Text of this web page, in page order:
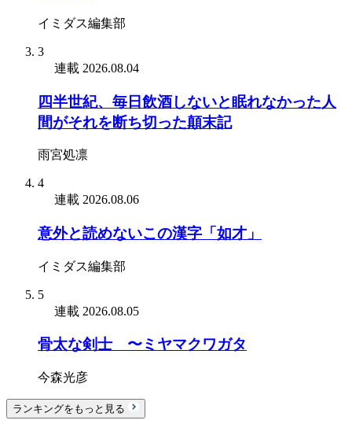
イミダス編集部
3
連載 2026.08.04
四半世紀、毎日飲酒しないと眠れなかった人
間がそれを断ち切った顛末記
雨宮処凛
4
連載 2026.08.06
意外と読めないこの漢字「如才」
イミダス編集部
5
連載 2026.08.05
骨太な剣士 〜ミヤマクワガタ
今森光彦
ランキングをもっと見る